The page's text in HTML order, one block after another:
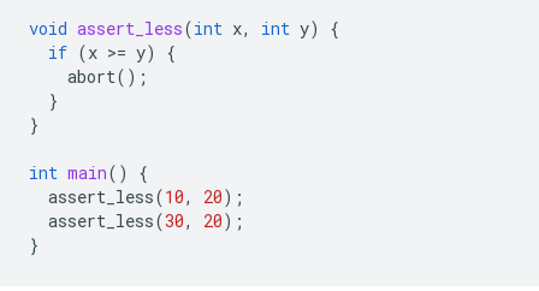
void assert_less(int x, int y)
{
if (x >= y)
{
abort();
}
}
int main()
{
assert_less(10, 20);
assert_less(30, 20);
}